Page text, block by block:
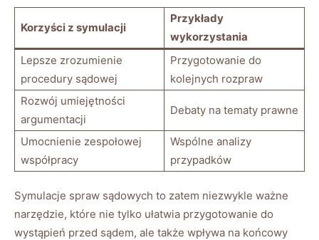
Korzyści z symulacji
Przykłady
wykorzystania
Lepsze zrozumienie
procedury sądowej
Przygotowanie do
kolejnych rozpraw
Rozwój umiejętności
argumentacji
Debaty na tematy prawne
Umocnienie zespołowej
współpracy
Wspólne analizy
przypadków
Symulacje spraw sądowych to zatem niezwykle ważne
narzędzie, które nie tylko ułatwia przygotowanie do
wystąpień przed sądem, ale także wpływa na końcowy